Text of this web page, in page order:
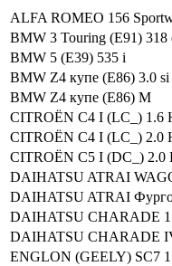
ALFA ROMEO 156
BMW 3 Touring (E91) 318
BMW 5 (E39) 535 i
BMW Z4 купе (E86) 3.0 si
BMW Z4 купе (E86) M
CITROËN C4 I (LC_) 1.6
CITROËN C4 I (LC_) 2.0
CITROËN C5 I (DC_) 2.0
DAIHATSU ATRAI
DAIHATSU ATRAI
DAIHATSU CHARADE
DAIHATSU CHARADE
ENGLON (GEELY) SC7